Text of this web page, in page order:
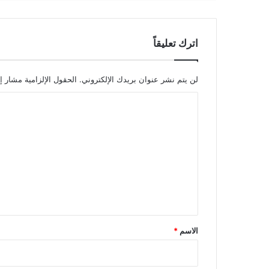
اترك تعليقاً
لن يتم نشر عنوان بريدك الإلكتروني. الحقول الإلزامية مشار
*
الاسم *